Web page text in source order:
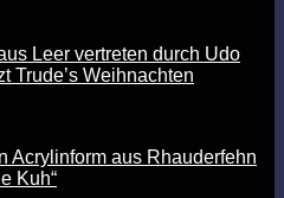
Leer vertreten durch Udo
Trude’s Weihnachten
Acrylinform aus Rhauderfehn
Kuh“